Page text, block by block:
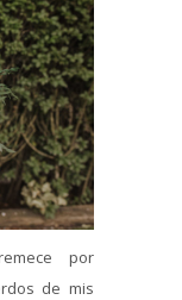
por
de mis